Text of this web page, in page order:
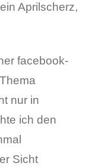
Aprilscherz,
facebook-
nur in
ich den
Sicht